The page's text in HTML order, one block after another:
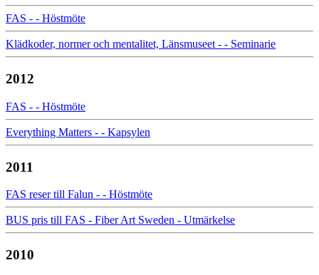
FAS - - Höstmöte
Klädkoder, normer och mentalitet, Länsmuseet - - Seminarie
2012
FAS - - Höstmöte
Everything Matters - - Kapsylen
2011
FAS reser till Falun - - Höstmöte
BUS pris till FAS - Fiber Art Sweden - Utmärkelse
2010